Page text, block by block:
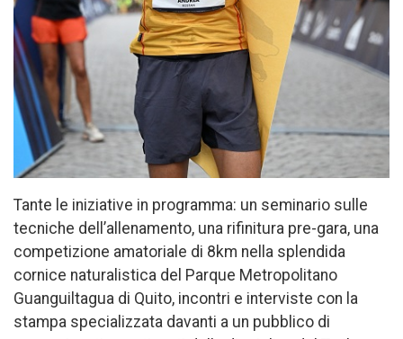
Tante le iniziative in programma: un seminario sulle
tecniche dell’allenamento, una rifinitura pre-gara, una
competizione amatoriale di 8km nella splendida
cornice naturalistica del Parque Metropolitano
Guanguiltagua di Quito, incontri e interviste con la
stampa specializzata davanti a un pubblico di